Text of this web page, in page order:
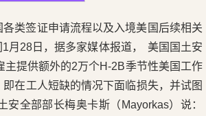
类签证申请流程以及入境美国后续相关
月28日，据多家媒体报道， 美国国土安
提供额外的2万个H-2B季节性美国工作
在工人短缺的情况下面临损失，并试图
全部部长梅奥卡斯（Mayorkas）说：